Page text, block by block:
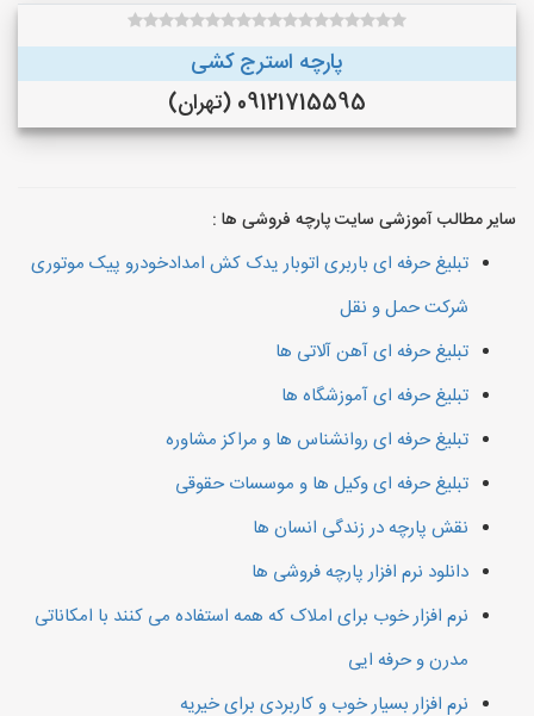
پارچه استرج کشی
09121715595 (تهران)
سایر مطالب آموزشی سایت پارچه فروشی ها :
تبلیغ حرفه ای باربری اتوبار یدک کش امدادخودرو پیک موتوری
شرکت حمل و نقل
تبلیغ حرفه ای آهن آلاتی ها
تبلیغ حرفه ای آموزشگاه ها
تبلیغ حرفه ای روانشناس ها و مراکز مشاوره
تبلیغ حرفه ای وکیل ها و موسسات حقوقی
نقش پارچه در زندگی انسان ها
دانلود نرم افزار پارچه فروشی ها
نرم افزار خوب برای املاک که همه استفاده می کنند با امکاناتی
مدرن و حرفه ایی
نرم افزار بسیار خوب و کاربردی برای خیریه